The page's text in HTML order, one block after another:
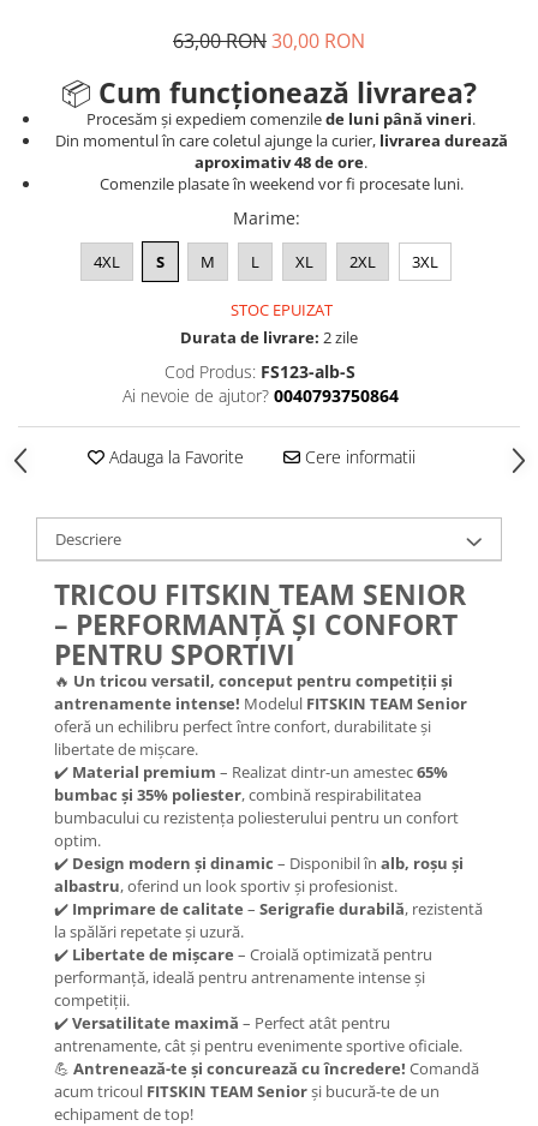
63,00 RON30,00 RON
📦 Cum funcționează livrarea?
Procesăm și expediem comenzilede luni până vineri.
Din momentul în care coletul ajunge la curier, livrarea durează
aproximativ 48 de ore.
Comenzile plasate în weekend vor fi procesate luni.
Marime:
4XL S M L XL 2XL 3XL
STOC EPUIZAT
Durata de livrare: 2 zile
Cod Produs: FS123-alb-S
Ai nevoie de ajutor? 0040793750864
Adauga la Favorite Cere informatii
Descriere
TRICOU FITSKIN TEAM SENIOR
– PERFORMANȚĂ ȘI CONFORT
PENTRU SPORTIVI
🔥 Un tricou versatil, conceput pentru competiții și
antrenamente intense! Modelul FITSKIN TEAM Senior
oferă un echilibru perfect între confort, durabilitate și
libertate de mișcare.
✔️ Material premium – Realizat dintr-un amestec65%
bumbac și 35% poliester, combină respirabilitatea
bumbacului cu rezistența poliesterului pentru un confort
optim.
✔️ Design modern și dinamic – Disponibil în alb, roșu și
albastru, oferind un look sportiv și profesionist.
✔️ Imprimare de calitate – Serigrafie durabilă, rezistentă
la spălări repetate și uzură.
✔️ Libertate de mișcare – Croială optimizată pentru
performanță, ideală pentru antrenamente intense și
competiții.
✔️Versatilitate maximă – Perfect atât pentru
antrenamente, cât și pentru evenimente sportive oficiale.
💪 Antrenează-te și concurează cu încredere! Comandă
acum tricoul FITSKIN TEAM Seniorși bucură-te de un
echipament de top!